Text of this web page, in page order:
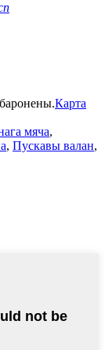
Карта
мяча,
, Пускавы валан,